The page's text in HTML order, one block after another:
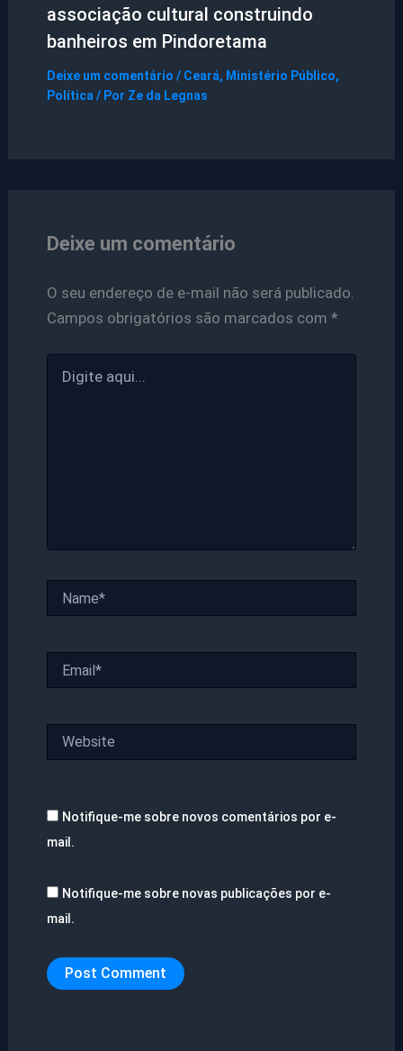
associação cultural construindo
banheiros em Pindoretama
Deixe um comentário / Ceará, Ministério Público,
Política/ Por Ze da Legnas
Deixe um comentário
O seu endereço de e-mail não será publicado.
Campos obrigatórios são marcados com *
aqui...
Notifique-me sobre novos comentários por e-
mail.
Notifique-me sobre novas publicações por e-
mail.